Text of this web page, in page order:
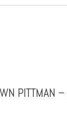
PITTMAN